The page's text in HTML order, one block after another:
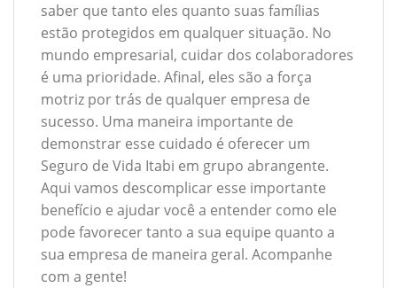
saber que tanto eles quanto suas famílias
estão protegidos em qualquer situação. No
mundo empresarial, cuidar dos colaboradores
é uma prioridade. Afinal, eles são a força
motriz por trás de qualquer empresa de
sucesso. Uma maneira importante de
demonstrar esse cuidado é oferecer um
Seguro de Vida Itabi em grupo abrangente.
Aqui vamos descomplicar esse importante
benefício e ajudar você a entender como ele
pode favorecer tanto a sua equipe quanto a
sua empresa de maneira geral. Acompanhe
com a gente!